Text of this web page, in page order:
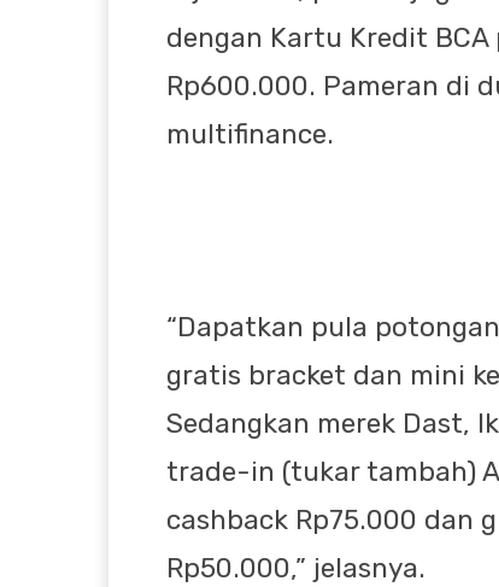
dengan Kartu Kredit
Rp600.000. Pameran di
multifinance.
“Dapatkan pula
gratis bracket dan mini
Sedangkan merek Dast,
trade-in (tukar tambah)
cashback Rp75.000 dan
Rp50.000,” jelasnya.